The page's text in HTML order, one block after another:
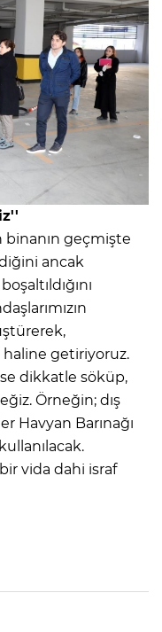
binanın geçmişte
ancak
getiriyoruz.
dikkatle söküp,
Örneğin; dış
Havyan Barınağı
vida dahi israf